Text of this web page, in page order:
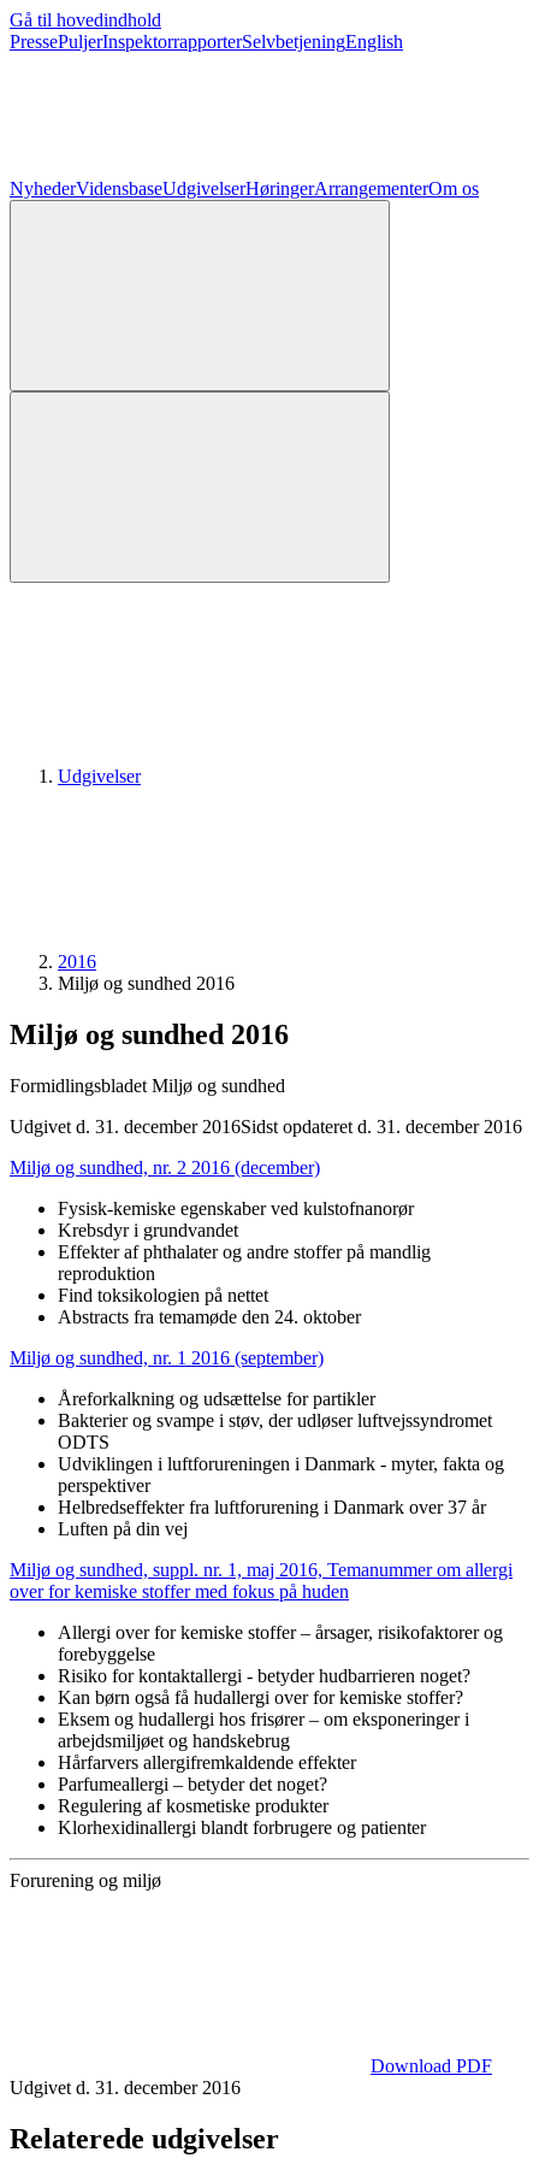
Gå til hovedindhold
PressePuljerInspektorrapporterSelvbetjeningEnglish
NyhederVidensbaseUdgivelserHøringerArrangementerOm os
Udgivelser
2016
Miljø og sundhed 2016
Miljø og sundhed 2016
Formidlingsbladet Miljø og sundhed
Udgivet d. 31. december 2016Sidst opdateret d. 31. december 2016
Miljø og sundhed, nr. 2 2016 (december)
Fysisk-kemiske egenskaber ved kulstofnanorør
Krebsdyr i grundvandet
Effekter af phthalater og andre stoffer på mandlig
reproduktion
Find toksikologien på nettet
Abstracts fra temamøde den 24. oktober
Miljø og sundhed, nr. 1 2016 (september)
Åreforkalkning og udsættelse for partikler
Bakterier og svampe i støv, der udløser luftvejssyndromet
ODTS
Udviklingen i luftforureningen i Danmark - myter, fakta og
perspektiver
Helbredseffekter fra luftforurening i Danmark over 37 år
Luften på din vej
Miljø og sundhed, suppl. nr. 1, maj 2016, Temanummer om allergi
over for kemiske stoffer med fokus på huden
Allergi over for kemiske stoffer – årsager, risikofaktorer og
forebyggelse
Risiko for kontaktallergi - betyder hudbarrieren noget?
Kan børn også få hudallergi over for kemiske stoffer?
Eksem og hudallergi hos frisører – om eksponeringer i
arbejdsmiljøet og handskebrug
Hårfarvers allergifremkaldende effekter
Parfumeallergi – betyder det noget?
Regulering af kosmetiske produkter
Klorhexidinallergi blandt forbrugere og patienter
Forurening og miljø
Download PDF
Udgivet d. 31. december 2016
Relaterede udgivelser